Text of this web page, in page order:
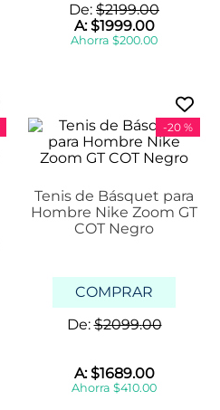
De: $2199.00
A:$1999.00
Ahorra $200.00
-20 %
Tenis de Básquet para
Hombre Nike Zoom GT
COT Negro
COMPRAR
De:$2099.00
A:$1689.00
Ahorra $410.00